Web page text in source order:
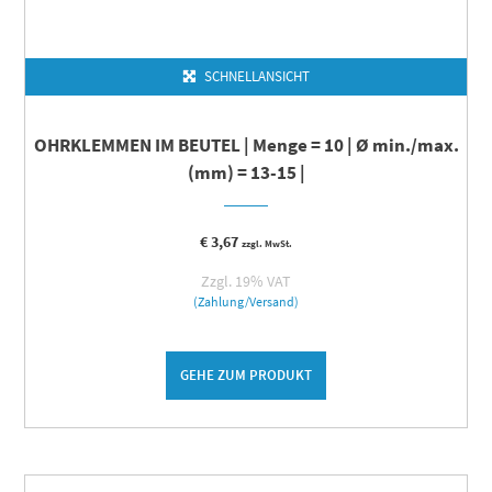
SCHNELLANSICHT
OHRKLEMMEN IM BEUTEL | Menge = 10 | Ø min./max.
(mm) = 13-15 |
€3,67 zzgl. MwSt.
Zzgl. 19% VAT
(Zahlung/Versand)
GEHE ZUM PRODUKT